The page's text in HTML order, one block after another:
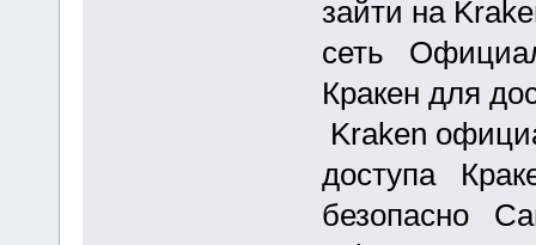
зайти на
сеть
Кракен для
Kraken
доступа
безопасно